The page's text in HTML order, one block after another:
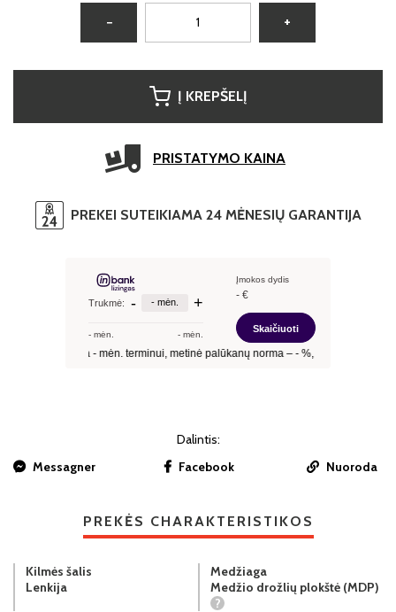
− +
Į KREPŠELĮ
PRISTATYMO KAINA
PREKEI SUTEIKIAMA 24 MĖNESIŲ GARANTIJA
Dalintis:
Messagner
Facebook Nuoroda
PREKĖS CHARAKTERISTIKOS
Kilmės šalis
Lenkija
Medžiaga
Medžio drožlių plokštė (MDP)
?